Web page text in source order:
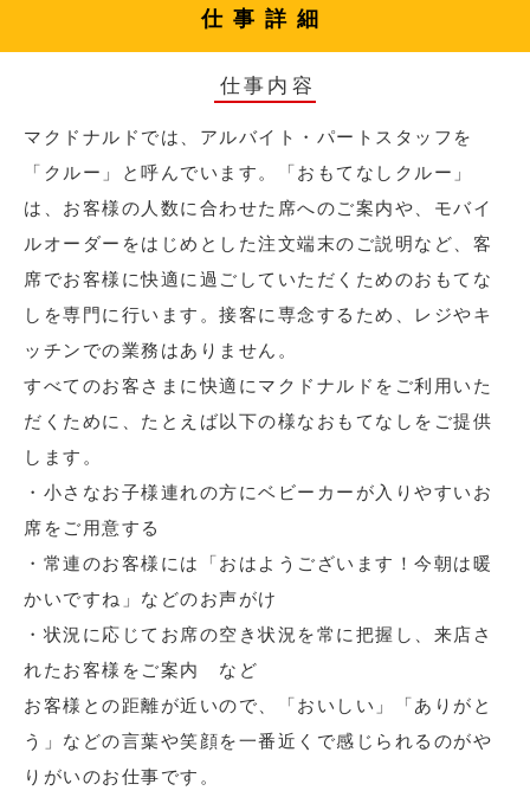
仕事詳細
仕事内容
マクドナルドでは、アルバイト・パートスタッフを
「クルー」と呼んでいます。「おもてなしクルー」
は、お客様の人数に合わせた席へのご案内や、モバイ
ルオーダーをはじめとした注文端末のご説明など、客
席でお客様に快適に過ごしていただくためのおもてな
しを専門に行います。接客に専念するため、レジやキ
ッチンでの業務はありません。
すべてのお客さまに快適にマクドナルドをご利用いた
だくために、たとえば以下の様なおもてなしをご提供
します。
・小さなお子様連れの方にベビーカーが入りやすいお
席をご用意する
・常連のお客様には「おはようございます！今朝は暖
かいですね」などのお声がけ
・状況に応じてお席の空き状況を常に把握し、来店さ
れたお客様をご案内 など
お客様との距離が近いので、「おいしい」「ありがと
う」などの言葉や笑顔を一番近くで感じられるのがや
りがいのお仕事です。